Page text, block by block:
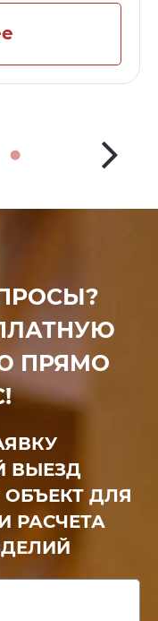
ПРЯМО
ВЫЕЗД
ДЛЯ
РАСЧЕТА